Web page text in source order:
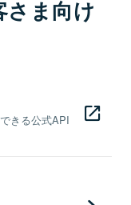
さま向け
きる公式API